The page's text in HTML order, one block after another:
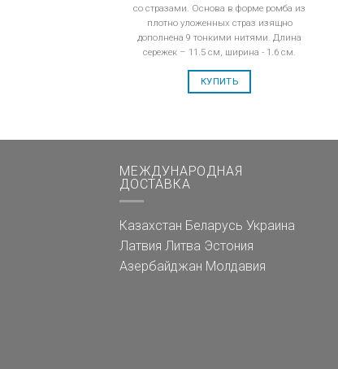
со стразами. Основа в форме ромба из
плотно уложенных страз изящно
дополнена 9 тонкими нитями. Длина
сережек – 11.5 см, ширина - 1.6 см.
КУПИТЬ
МЕЖДУНАРОДНАЯ
ДОСТАВКА
Казахстан Беларусь Украина
Латвия Литва Эстония
Азербайджан Молдавия